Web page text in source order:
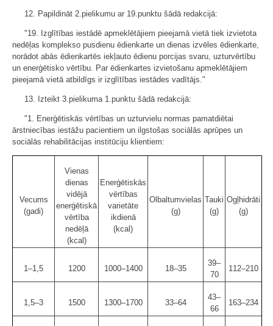
12. Papildināt 2.pielikumu ar 19.punktu šādā redakcijā:
"19. Izglītības iestādē apmeklētājiem pieejamā vietā tiek izvietota
nedēļas komplekso pusdienu ēdienkarte un dienas izvēles ēdienkarte,
norādot abās ēdienkartēs iekļauto ēdienu porcijas svaru, uzturvērtību
un enerģētisko vērtību. Par ēdienkartes izvietošanu apmeklētājiem
pieejamā vietā atbildīgs ir izglītības iestādes vadītājs."
13. Izteikt 3.pielikuma 1.punktu šādā redakcijā:
"1. Enerģētiskās vērtības un uzturvielu normas pamatdiētai
ārstniecības iestāžu pacientiem un ilgstošas sociālās aprūpes un
sociālās rehabilitācijas institūciju klientiem:
Vecums
(gadi)
Vienas
dienas
vidējā
enerģētiskā
vērtība
nedēļā
(kcal)
Enerģētiskās
vērtības
varietāte
ikdienā
(kcal)
Olbaltumvielas
(g)
Tauki
(g)
Ogļhidrāti
(g)
1–1,5 1200 1000–1400 18–35
39–
70
112–210
1,5–3 1500 1300–1700 33–64
43–
66
163–234